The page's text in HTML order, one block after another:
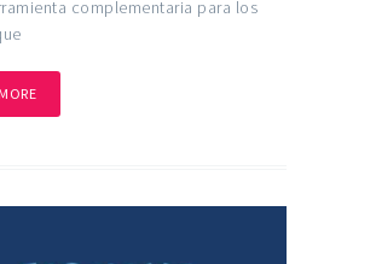
complementaria para los